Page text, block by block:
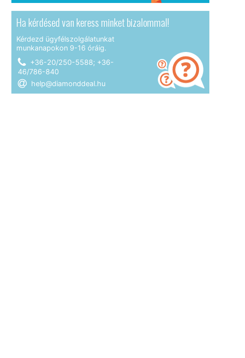
Ha kérdésed van keress minket bizalommal!
Kérdezd ügyfélszolgálatunkat
munkanapokon 9-16 óráig.
+36-20/250-5588; +36-
46/786-840
help@diamonddeal.hu